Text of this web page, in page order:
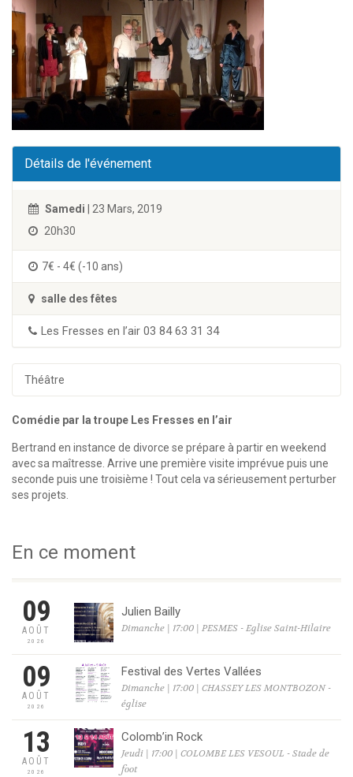
Détails de l'événement
Samedi | 23 Mars, 2019
20h30
7€ - 4€ (-10 ans)
salle des fêtes
Les Fresses en l’air 03 84 63 31 34
Théâtre
Comédie par la troupe Les Fresses en l’air
Bertrand en instance de divorce se prépare à partir en weekend
avec sa maîtresse. Arrive une première visite imprévue puis une
seconde puis une troisième ! Tout cela va sérieusement perturber
ses projets.
En ce moment
09
AOÛT
2026
Julien Bailly
Dimanche | 17:00 | PESMES - Eglise Saint-Hilaire
09
AOÛT
2026
Festival des Vertes Vallées
Dimanche | 17:00 | CHASSEY LES MONTBOZON -
église
13
AOÛT
2026
Colomb’in Rock
Jeudi | 17:00 | COLOMBE LES VESOUL - Stade de
foot